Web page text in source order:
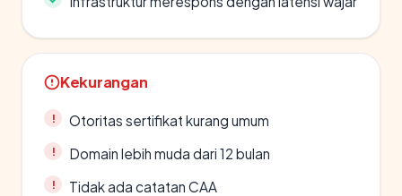
Kekurangan
Otoritas sertifikat kurang umum
Domain lebih muda dari 12 bulan
Tidak ada catatan CAA